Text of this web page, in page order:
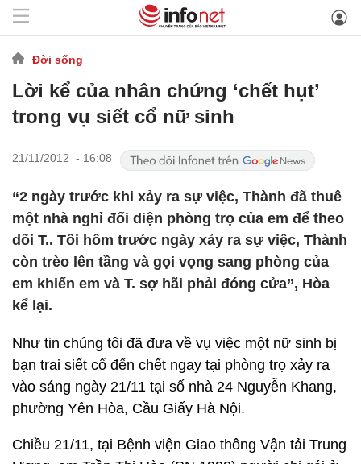
Đời sống
Lời kể của nhân chứng ‘chết hụt’
trong vụ siết cổ nữ sinh
21/11/2012 - 16:08
“2 ngày trước khi xảy ra sự việc, Thành đã thuê
một nhà nghỉ đối diện phòng trọ của em để theo
dõi T.. Tối hôm trước ngày xảy ra sự việc, Thành
còn trèo lên tầng và gọi vọng sang phòng của
em khiến em và T. sợ hãi phải đóng cửa”, Hòa
kể lại.
Như tin chúng tôi đã đưa về vụ việc một nữ sinh bị
bạn trai siết cổ đến chết ngay tại phòng trọ xảy ra
vào sáng ngày 21/11 tại số nhà 24 Nguyễn Khang,
phường Yên Hòa, Cầu Giấy Hà Nội.
Chiều 21/11, tại Bệnh viện Giao thông Vận tải Trung